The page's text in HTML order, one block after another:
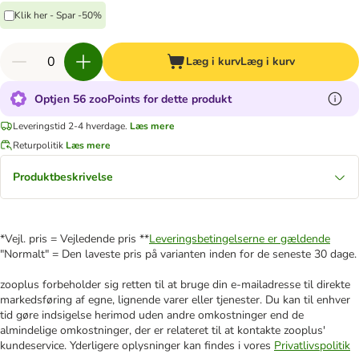
Klik her - Spar -50%
Læg i kurvLæg i kurv
Optjen 56 zooPoints for dette produkt
Leveringstid 2-4 hverdage. Læs mere
Returpolitik Læs mere
Produktbeskrivelse
*Vejl. pris = Vejledende pris **Leveringsbetingelserne er gældende
"Normalt" = Den laveste pris på varianten inden for de seneste 30 dage.
zooplus forbeholder sig retten til at bruge din e-mailadresse til direkte
markedsføring af egne, lignende varer eller tjenester. Du kan til enhver
tid gøre indsigelse herimod uden andre omkostninger end de
almindelige omkostninger, der er relateret til at kontakte zooplus'
kundeservice. Yderligere oplysninger kan findes i vores Privatlivspolitik